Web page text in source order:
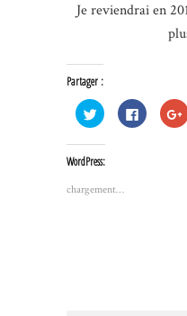
Je reviendrai en
Partager :
Cliquez
pour
partager
sur
dans
nouvelle
fenêtre)
Cliquez
pour
partager
WordPress:
chargement…